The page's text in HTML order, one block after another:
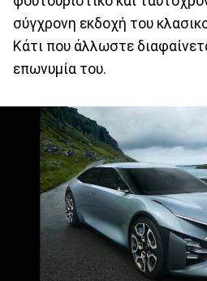
σύγχρονη εκδοχή του
Κάτι που άλλωστε
επωνυμία του.